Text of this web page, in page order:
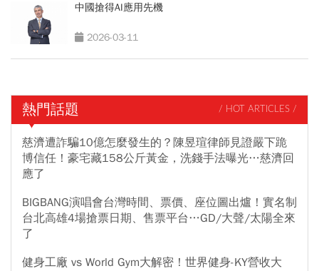
中國搶得AI應用先機
2026-03-11
熱門話題 / HOT ARTICLES /
慈濟遭詐騙10億怎麼發生的？陳昱瑄律師見證嚴下跪
博信任！豪宅藏158公斤黃金，洗錢手法曝光…慈濟回
應了
BIGBANG演唱會台灣時間、票價、座位圖出爐！實名制
台北高雄4場搶票日期、售票平台…GD/大聲/太陽全來
了
健身工廠 vs World Gym大解密！世界健身-KY營收大